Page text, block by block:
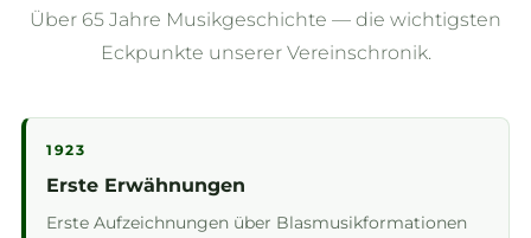
Über 65 Jahre Musikgeschichte — die wichtigsten
Eckpunkte unserer Vereinschronik.
1923
Erste Erwähnungen
Erste Aufzeichnungen über Blasmusikformationen